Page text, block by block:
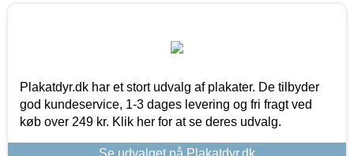
Plakatdyr.dk har et stort udvalg af plakater. De tilbyder
god kundeservice, 1-3 dages levering og fri fragt ved
køb over 249 kr. Klik her for at se deres udvalg.
Se udvalget på Plakatdyr.dk